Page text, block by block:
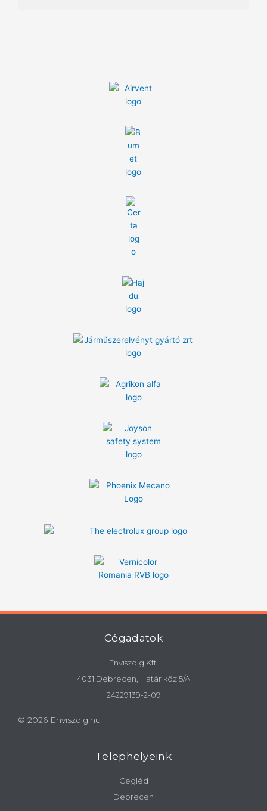
Cégadatok
Enviszolg Kft.
4031 Debrecen, Határ köz 5/A
24229139-2-09
© 2026 Enviszolg.hu
Telephelyeink
Cegléd
Debrecen